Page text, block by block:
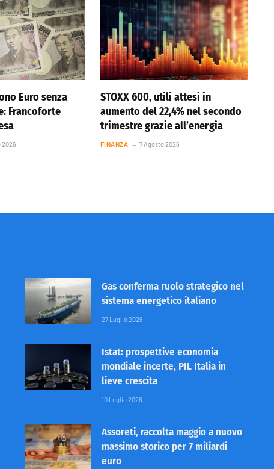
Euro senza
Francoforte
2026
STOXX 600, utili attesi in
aumento del 22,4% nel secondo
trimestre grazie all’energia
FINANZA 7 Agosto 2026
Gas conferma ruolo strategico nel
sistema energetico italiano
27 Luglio 2026
Istat: prospettive economia
mondiale incerte, PIL Italia in
lieve crescita
10 Luglio 2026
Assoreti, raccolta maggio a nuovo
massimo storico per 7 miliardi
euro